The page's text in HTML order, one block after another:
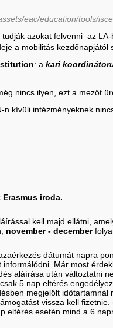
eac/education/tools/
azokat felvenni az
a mobilitás kezdőnapjától
: a kari
nincs ilyen, ezt a mezőt
n kívüli intézményeknek
iroda.
kell majd ellátni,
november - december
dátumát napra
Már most
aláírása után változtatni
5 nap eltérés
megjelölt időtartamnál
vissza kell
eltérés esetén mind a 6